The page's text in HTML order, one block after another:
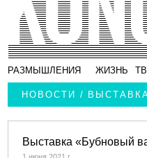
РАЗМЫШЛЕНИЯ ЖИЗНЬ
НОВОСТИ /
Выставка «Бубновый